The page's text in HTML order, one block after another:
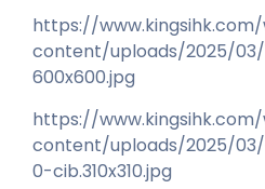
https://
content/uploads/2025/03/
600x600.jpg
https://
content/uploads/2025/03/
0-cib.310x310.jpg